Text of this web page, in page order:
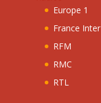
Europe 1
France Inter
RFM
RMC
RTL